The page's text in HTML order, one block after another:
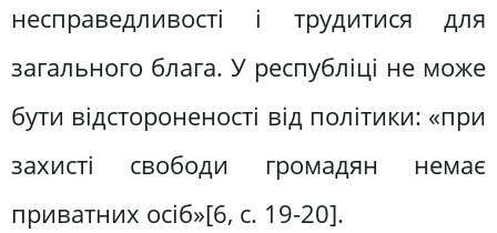
несправедливості і трудитися для
загального блага. У республіці не може
бути відстороненості від політики: «при
захисті свободи громадян немає
приватних осіб»[6, c. 19-20].